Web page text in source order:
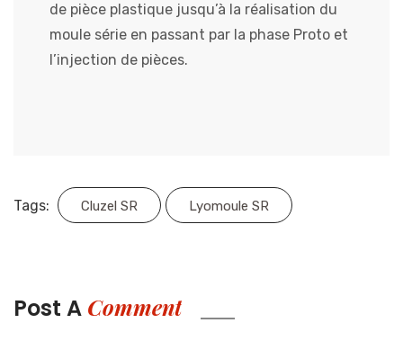
de pièce plastique jusqu’à la réalisation du
moule série en passant par la phase Proto et
l’injection de pièces.
Tags: Cluzel SR Lyomoule SR
Post A Comment